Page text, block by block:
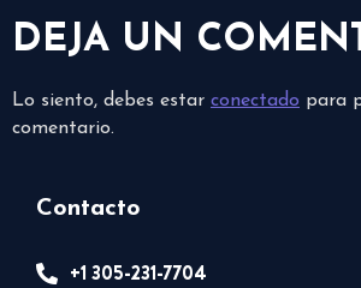
DEJA UN
Lo siento, debes estar conectado para
comentario.
Contacto
+1 305-231-7704